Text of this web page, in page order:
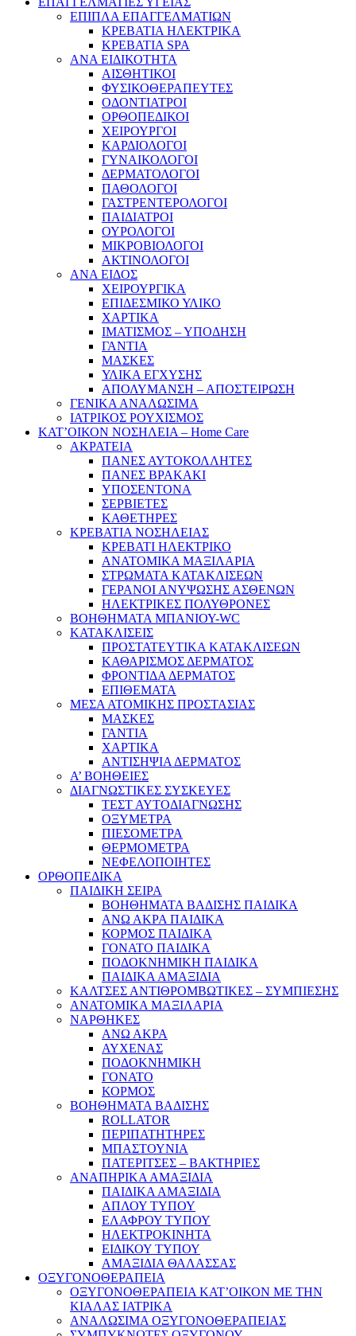
ΕΠΙΠΛΑ ΕΠΑΓΓΕΛΜΑΤΙΩΝ
ΚΡΕΒΑΤΙΑ ΗΛΕΚΤΡΙΚΑ
ΚΡΕΒΑΤΙΑ SPA
ΑΝΑ ΕΙΔΙΚΟΤΗΤΑ
ΑΙΣΘΗΤΙΚΟΙ
ΦΥΣΙΚΟΘΕΡΑΠΕΥΤΕΣ
ΟΔΟΝΤΙΑΤΡΟΙ
ΟΡΘΟΠΕΔΙΚΟΙ
ΧΕΙΡΟΥΡΓΟΙ
ΚΑΡΔΙΟΛΟΓΟΙ
ΓΥΝΑΙΚΟΛΟΓΟΙ
ΔΕΡΜΑΤΟΛΟΓΟΙ
ΠΑΘΟΛΟΓΟΙ
ΓΑΣΤΡΕΝΤΕΡΟΛΟΓΟΙ
ΠΑΙΔΙΑΤΡΟΙ
ΟΥΡΟΛΟΓΟΙ
ΜΙΚΡΟΒΙΟΛΟΓΟΙ
ΑΚΤΙΝΟΛΟΓΟΙ
ΑΝΑ ΕΙΔΟΣ
ΧΕΙΡΟΥΡΓΙΚΑ
ΕΠΙΔΕΣΜΙΚΟ ΥΛΙΚΟ
ΧΑΡΤΙΚΑ
ΙΜΑΤΙΣΜΟΣ – ΥΠΟΔΗΣΗ
ΓΑΝΤΙΑ
ΜΑΣΚΕΣ
ΥΛΙΚΑ ΕΓΧΥΣΗΣ
ΑΠΟΛΥΜΑΝΣΗ – ΑΠΟΣΤΕΙΡΩΣΗ
ΓΕΝΙΚΑ ΑΝΑΛΩΣΙΜΑ
ΙΑΤΡΙΚΟΣ ΡΟΥΧΙΣΜΟΣ
ΚΑΤ’ΟΙΚΟΝ ΝΟΣΗΛΕΙΑ – Home Care
ΑΚΡΑΤΕΙΑ
ΠΑΝΕΣ ΑΥΤΟΚΟΛΛΗΤΕΣ
ΠΑΝΕΣ ΒΡΑΚΑΚΙ
ΥΠΟΣΕΝΤΟΝΑ
ΣΕΡΒΙΕΤΕΣ
ΚΑΘΕΤΗΡΕΣ
ΚΡΕΒΑΤΙΑ ΝΟΣΗΛΕΙΑΣ
ΚΡΕΒΑΤΙ ΗΛΕΚΤΡΙΚΟ
ΑΝΑΤΟΜΙΚΑ ΜΑΞΙΛΑΡΙΑ
ΣΤΡΩΜΑΤΑ ΚΑΤΑΚΛΙΣΕΩΝ
ΓΕΡΑΝΟΙ ΑΝΥΨΩΣΗΣ ΑΣΘΕΝΩΝ
ΗΛΕΚΤΡΙΚΕΣ ΠΟΛΥΘΡΟΝΕΣ
ΒΟΗΘΗΜΑΤΑ ΜΠΑΝΙΟΥ-WC
ΚΑΤΑΚΛΙΣΕΙΣ
ΠΡΟΣΤΑΤΕΥΤΙΚΑ ΚΑΤΑΚΛΙΣΕΩΝ
ΚΑΘΑΡΙΣΜΟΣ ΔΕΡΜΑΤΟΣ
ΦΡΟΝΤΙΔΑ ΔΕΡΜΑΤΟΣ
ΕΠΙΘΕΜΑΤΑ
ΜΕΣΑ ΑΤΟΜΙΚΗΣ ΠΡΟΣΤΑΣΙΑΣ
ΜΑΣΚΕΣ
ΓΑΝΤΙΑ
ΧΑΡΤΙΚΑ
ΑΝΤΙΣΗΨΙΑ ΔΕΡΜΑΤΟΣ
Α’ ΒΟΗΘΕΙΕΣ
ΔΙΑΓΝΩΣΤΙΚΕΣ ΣΥΣΚΕΥΕΣ
ΤΕΣΤ ΑΥΤΟΔΙΑΓΝΩΣΗΣ
ΟΞΥΜΕΤΡΑ
ΠΙΕΣΟΜΕΤΡΑ
ΘΕΡΜΟΜΕΤΡΑ
ΝΕΦΕΛΟΠΟΙΗΤΕΣ
ΟΡΘΟΠΕΔΙΚΑ
ΠΑΙΔΙΚΗ ΣΕΙΡΑ
ΒΟΗΘΗΜΑΤΑ ΒΑΔΙΣΗΣ ΠΑΙΔΙΚΑ
ΑΝΩ ΑΚΡΑ ΠΑΙΔΙΚΑ
ΚΟΡΜΟΣ ΠΑΙΔΙΚΑ
ΓΟΝΑΤΟ ΠΑΙΔΙΚΑ
ΠΟΔΟΚΝΗΜΙΚΗ ΠΑΙΔΙΚΑ
ΠΑΙΔΙΚΑ ΑΜΑΞΙΔΙΑ
ΚΑΛΤΣΕΣ ΑΝΤΙΘΡΟΜΒΩΤΙΚΕΣ – ΣΥΜΠΙΕΣΗΣ
ΑΝΑΤΟΜΙΚΑ ΜΑΞΙΛΑΡΙΑ
ΝΑΡΘΗΚΕΣ
ΑΝΩ ΑΚΡΑ
ΑΥΧΕΝΑΣ
ΠΟΔΟΚΝΗΜΙΚΗ
ΓΟΝΑΤΟ
ΚΟΡΜΟΣ
ΒΟΗΘΗΜΑΤΑ ΒΑΔΙΣΗΣ
ROLLATOR
ΠΕΡΙΠΑΤΗΤΗΡΕΣ
ΜΠΑΣΤΟΥΝΙΑ
ΠΑΤΕΡΙΤΣΕΣ – ΒΑΚΤΗΡΙΕΣ
ΑΝΑΠΗΡΙΚΑ ΑΜΑΞΙΔΙΑ
ΠΑΙΔΙΚΑ ΑΜΑΞΙΔΙΑ
ΑΠΛΟΥ ΤΥΠΟΥ
ΕΛΑΦΡΟΥ ΤΥΠΟΥ
ΗΛΕΚΤΡΟΚΙΝΗΤΑ
ΕΙΔΙΚΟΥ ΤΥΠΟΥ
ΑΜΑΞΙΔΙΑ ΘΑΛΑΣΣΑΣ
ΟΞΥΓΟΝΟΘΕΡΑΠΕΙΑ
ΟΞΥΓΟΝΟΘΕΡΑΠΕΙΑ ΚΑΤ’ΟΙΚΟΝ ΜΕ ΤΗΝ
ΚΙΑΛΑΣ ΙΑΤΡΙΚΑ
ΑΝΑΛΩΣΙΜΑ ΟΞΥΓΟΝΟΘΕΡΑΠΕΙΑΣ